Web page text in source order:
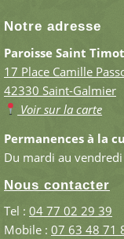
Notre adresse
Paroisse Saint
17 Place Camille
42330 Saint-Galmier
Voir sur la carte
Permanences à la
Du mardi au
Nous contacter
Tel : 04 77 02 29 39
Mobile : 07 63 48 71